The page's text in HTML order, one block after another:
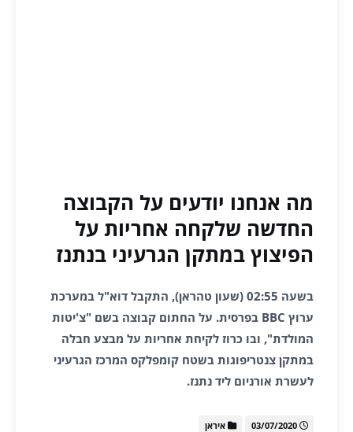
מה אנחנו יודעים על הקבוצה
החדשה שלקחה אחריות על
הפיצוץ במתקן הגרעיני בנתנז
בשעה 02:55 (שעון טהראן), התקבל דוא"ל במערכת
ערוץ BBC בפרסית. על החתום קבוצה בשם "צ'יטות
המולדת", ובו כרוז לקיחת אחריות על מבצע חבלה
במתקן צנטריפוגות בשטח קומפלקס המרכז הגרעיני
לעשרת אורניום ליד נתנז.
03/07/2020 איראן